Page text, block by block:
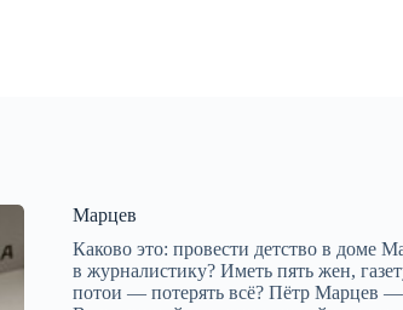
Марцев
Каково это: провести детство в доме
в журналистику? Иметь пять жен,
потои — потерять всё? Пётр Марцев —